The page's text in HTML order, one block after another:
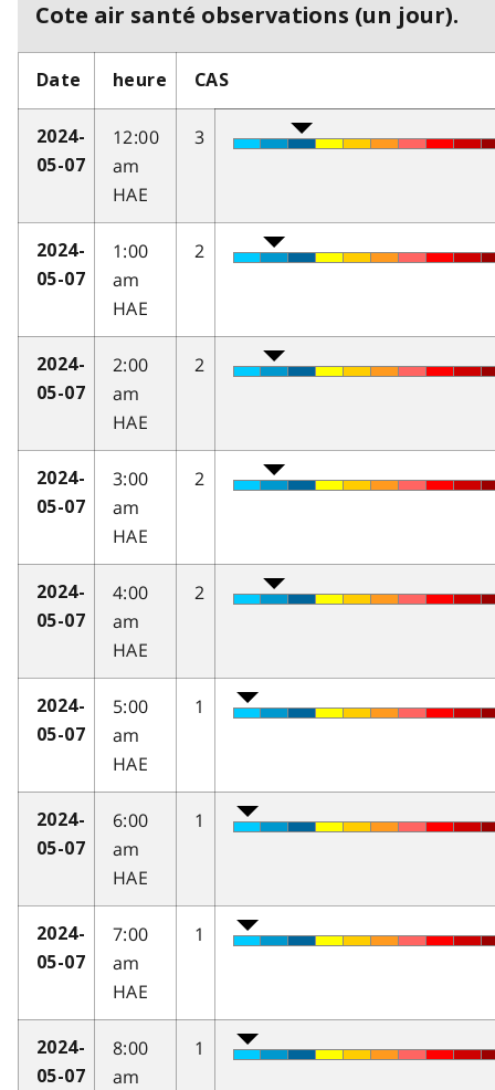
Cote air santé observations (un jour).
Date heure CAS
2024-
05-07
12:00
am
HAE
3
2024-
05-07
1:00
am
HAE
2
2024-
05-07
2:00
am
HAE
2
2024-
05-07
3:00
am
HAE
2
2024-
05-07
4:00
am
HAE
2
2024-
05-07
5:00
am
HAE
1
2024-
05-07
6:00
am
HAE
1
2024-
05-07
7:00
am
HAE
1
2024-
05-07
8:00
am
1